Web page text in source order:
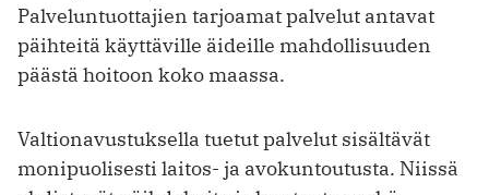
Palveluntuottajien tarjoamat palvelut antavat
päihteitä käyttäville äideille mahdollisuuden
päästä hoitoon koko maassa.
Valtionavustuksella tuetut palvelut sisältävät
monipuolisesti laitos- ja avokuntoutusta. Niissä